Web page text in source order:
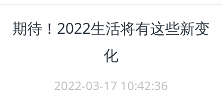
期待！2022生活将有这些新变
化
2022-03-17 10:42:36